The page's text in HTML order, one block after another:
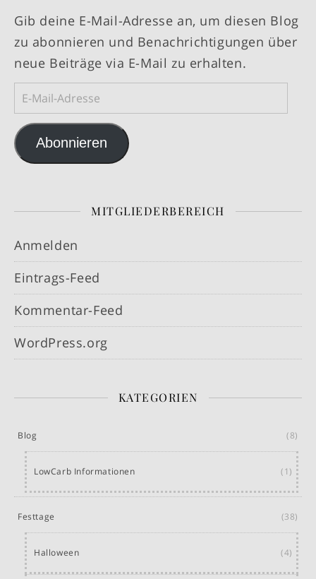
Gib deine E-Mail-Adresse an, um diesen Blog
zu abonnieren und Benachrichtigungen über
neue Beiträge via E-Mail zu erhalten.
E-Mail-Adresse
Abonnieren
MITGLIEDERBEREICH
Anmelden
Eintrags-Feed
Kommentar-Feed
WordPress.org
KATEGORIEN
Blog (8)
LowCarb Informationen (1)
Festtage (38)
Halloween (4)